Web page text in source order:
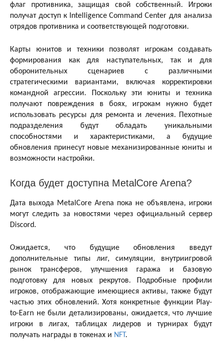
флаг противника, защищая свой собственный. Игроки
получат доступ к Intelligence Command Center для анализа
отрядов противника и соответствующей подготовки.
Карты юнитов и техники позволят игрокам создавать
формирования как для наступательных, так и для
оборонительных сценариев с различными
стратегическими вариантами, включая корректировки
командной агрессии. Поскольку эти юниты и техника
получают повреждения в боях, игрокам нужно будет
использовать ресурсы для ремонта и лечения. Пехотные
подразделения будут обладать уникальными
способностями и характеристиками, а будущие
обновления принесут новые механизированные юниты и
возможности настройки.
Когда будет доступна MetalCore Arena?
Дата выхода MetalCore Arena пока не объявлена, игроки
могут следить за новостями через официальный сервер
Discord.
Ожидается, что будущие обновления введут
дополнительные типы лиг, симуляции, внутриигровой
рынок трансферов, улучшения гаража и базовую
подготовку для новых рекрутов. Подробные профили
игроков, отображающие имеющиеся активы, также будут
частью этих обновлений. Хотя конкретные функции Play-
to-Earn не были детализированы, ожидается, что лучшие
игроки в лигах, таблицах лидеров и турнирах будут
получать награды в токенах и NFT .